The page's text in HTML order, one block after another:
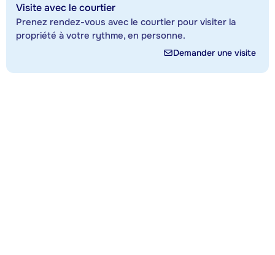
Visite avec le courtier
Prenez rendez-vous avec le courtier pour visiter la
propriété à votre rythme, en personne.
Demander une visite